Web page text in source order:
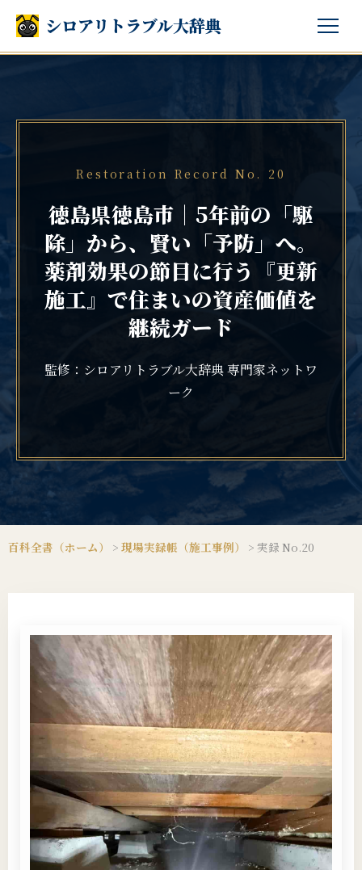
シロアリトラブル大辞典
Restoration Record No. 20
徳島県徳島市｜5年前の「駆
除」から、賢い「予防」へ。
薬剤効果の節目に行う『更新
施工』で住まいの資産価値を
継続ガード
監修：シロアリトラブル大辞典 専門家ネットワ
ーク
百科全書（ホーム） > 現場実録帳（施工事例） > 実録 No.20